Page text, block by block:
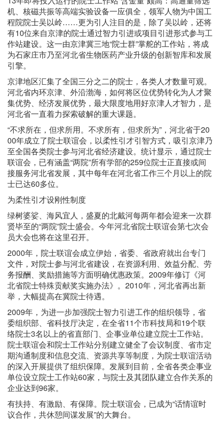
机、核磁共振等高端实验设备一应俱全，领军人物为中国工
程院院士吴以岭……更为引人注目的是，除了吴以岭，还将
有10位来自京津的院士通过智力引进或项目引进形式参与工
作站建设。这一由京津冀三地“院士群”掌舵的工作站，将成
为石家庄市乃至河北省生物医药产业升级的创新智库和发展
引擎。
京津地区汇集了全国三分之二的院士，各类人才数量可观。
河北省内环京津、外沿渤海，如何将区位优势转化为人才聚
集优势、经济发展优势，最大限度地用好京津人才智力，是
河北省一直着力探索破解的重大课题。
“不求所在，但求所用。不求所有，但求所为”，河北省于20
00年成立了院士联谊会，以柔性引才引智方式，吸引京津乃
至全国各类院士参与河北省经济建设。统计显示，通过院士
联谊会，已有涵盖“两院”所有学部的259位院士正直接或间
接服务河北省发展，其中每年在河北省工作三个月以上的院
士已达60多位。
为柔性引才设刚性制度
绿树婆娑、海风宜人，盛夏的北戴河每两年都会迎来一次群
贤毕至的“两院”院士盛会。今年河北省院士联谊会第七次会
员大会也将在这里召开。
2000年，院士联谊会成立伊始，省委、省政府就出台专门
文件，对院士参与河北省建设，在资源利用、效益分配、劳
务报酬、奖励措施等方面明确优惠政策。2009年修订《河
北省院士特殊贡献奖实施办法》。2010年，河北省再出新
举，大幅提高在冀院士待遇。
2009年，为进一步加强院士智力引进工作的组织领导，省
委组织部、省科技厅决定，在全省11个市科技局和19个联
络院士3名以上的省直部门、企事业单位建立院士工作站。
院士联谊会和院士工作站分别建立健全了会议制度、省市定
期沟通制度和信息交流、资源共享等制度，为院士联谊活动
的深入开展提供了组织保障。发展到目前，全省各类企事业
单位设立院士工作站60家，与院士及其团队建立合作关系的
企业达到96家。
有扶持、有激励、有保障。院士联谊会，已成为“话情谊时
议合作，共休憩间谋发展”的大舞台。